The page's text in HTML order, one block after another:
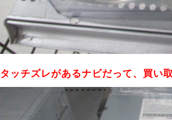
タッチズレがあるナビだって、買